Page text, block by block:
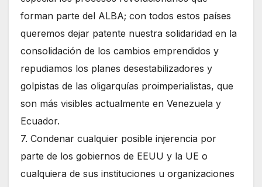
forman parte del ALBA; con todos estos países
queremos dejar patente nuestra solidaridad en la
consolidación de los cambios emprendidos y
repudiamos los planes desestabilizadores y
golpistas de las oligarquías proimperialistas, que
son más visibles actualmente en Venezuela y
Ecuador.
7. Condenar cualquier posible injerencia por
parte de los gobiernos de EEUU y la UE o
cualquiera de sus instituciones u organizaciones